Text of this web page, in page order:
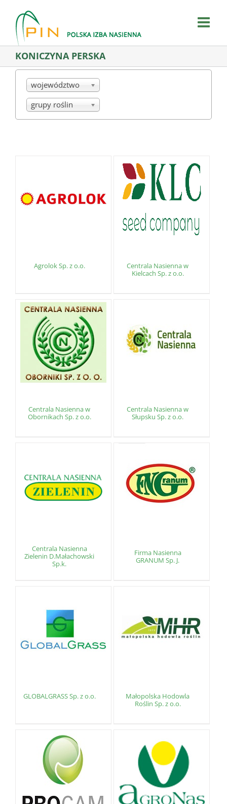
content
KONICZYNA PERSKA
województwo
grupy roślin
Agrolok Sp. z o.o.
Centrala Nasienna w
Kielcach Sp. z o.o.
Centrala Nasienna w
Obornikach Sp. z o.o.
Centrala Nasienna w
Słupsku Sp. z o.o.
Centrala Nasienna
Zielenin D.Małachowski
Sp.k.
Firma Nasienna
GRANUM Sp. J.
GLOBALGRASS Sp. z o.o.
Małopolska Hodowla
Roślin Sp. z o.o.